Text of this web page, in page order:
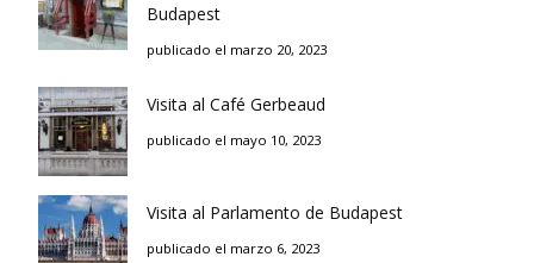
Budapest
publicado el marzo 20, 2023
Visita al Café Gerbeaud
publicado el mayo 10, 2023
Visita al Parlamento de Budapest
publicado el marzo 6, 2023